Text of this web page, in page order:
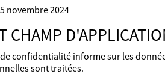
novembre 2024
CHAMP
confidentialité informe sur les
sont traitées.